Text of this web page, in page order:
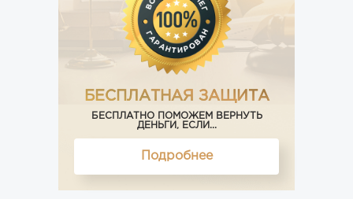
БЕСПЛАТНАЯ ЗАЩИТА
БЕСПЛАТНО ПОМОЖЕМ ВЕРНУТЬ
ДЕНЬГИ, ЕСЛИ...
Подробнее